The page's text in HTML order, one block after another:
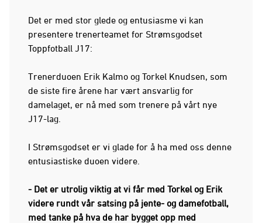
Det er med stor glede og entusiasme vi kan
presentere trenerteamet for Strømsgodset
Toppfotball J17:
Trenerduoen Erik Kalmo og Torkel Knudsen, som
de siste fire årene har vært ansvarlig for
damelaget, er nå med som trenere på vårt nye
J17-lag.
I Strømsgodset er vi glade for å ha med oss denne
entusiastiske duoen videre.
- Det er utrolig viktig at vi får med Torkel og Erik
videre rundt vår satsing på jente- og damefotball,
med tanke på hva de har bygget opp med